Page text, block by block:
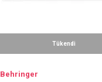
Tükendi
Behringer